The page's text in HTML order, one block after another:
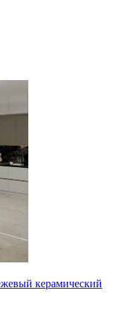
керамический